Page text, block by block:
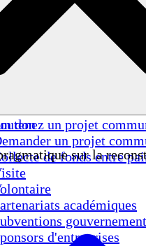
un projet
un projet
de fonds entre
académiques
d'entreprises
don
sur la